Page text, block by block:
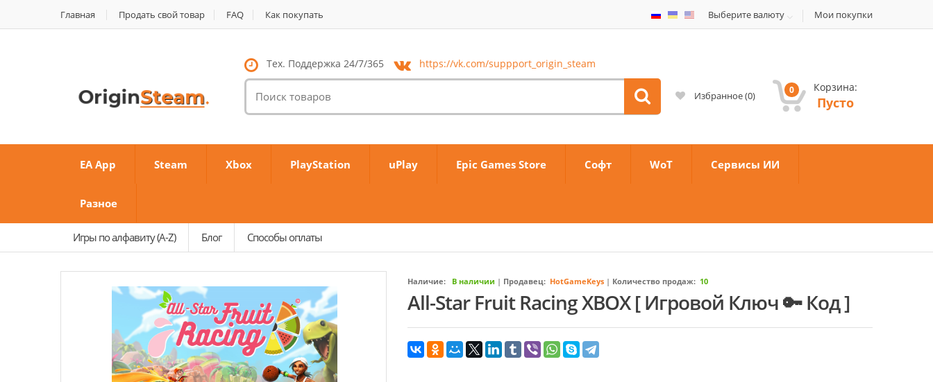
Главная Продать свой товар FAQ Как покупать Выберите валюту Мои покупки
Тех. Поддержка 24/7/365 https://vk.com/suppport_origin_steam
Поиск
товаров:
Избранное(0) 0 Корзина:
Пусто
EA App Steam Xbox PlayStation uPlay Epic Games Store Софт WoT Сервисы ИИ
Разное
Игры по алфавиту (A-Z) Блог Способы оплаты
Наличие: В наличии | Продавец: HotGameKeys | Количество продаж: 10
All-Star Fruit Racing XBOX [ Игровой Ключ 🔑 Код ]